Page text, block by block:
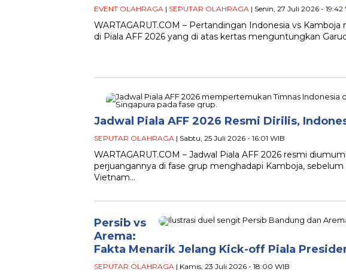
EVENT OLAHRAGA | SEPUTAR OLAHRAGA | Senin, 27 Juli 2026 - 19:42
WARTAGARUT.COM – Pertandingan Indonesia vs
di Piala AFF 2026 yang di atas kertas menguntungkan
Jadwal Piala AFF 2026 Resmi Dirilis,
SEPUTAR OLAHRAGA | Sabtu, 25 Juli 2026 - 16:01 WIB
WARTAGARUT.COM – Jadwal Piala AFF 2026 resmi
perjuangannya di fase grup menghadapi Kamboja,
Vietnam…
Persib vs
Arema:
Fakta Menarik Jelang Kick-off Piala
SEPUTAR OLAHRAGA | Kamis, 23 Juli 2026 - 18:00 WIB